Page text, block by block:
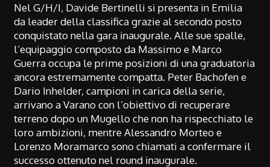
Nel G/H/I, Davide Bertinelli si presenta in Emilia
da leader della classifica grazie al secondo posto
conquistato nella gara inaugurale. Alle sue spalle,
l’equipaggio composto da Massimo e Marco
Guerra occupa le prime posizioni di una graduatoria
ancora estremamente compatta. Peter Bachofen e
Dario Inhelder, campioni in carica della serie,
arrivano a Varano con l’obiettivo di recuperare
terreno dopo un Mugello che non ha rispecchiato le
loro ambizioni, mentre Alessandro Morteo e
Lorenzo Moramarco sono chiamati a confermare il
successo ottenuto nel round inaugurale.